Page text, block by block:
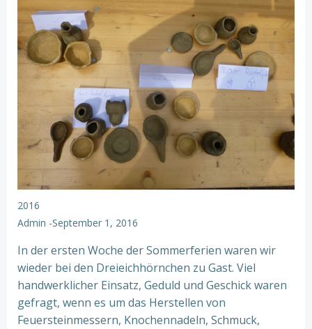
2016
Admin -September 1, 2016
In der ersten Woche der Sommerferien waren wir
wieder bei den Dreieichhörnchen zu Gast. Viel
handwerklicher Einsatz, Geduld und Geschick waren
gefragt, wenn es um das Herstellen von
Feuersteinmessern, Knochennadeln, Schmuck,